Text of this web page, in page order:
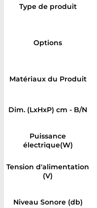
Type de produit
Options
Matériaux du Produit
Dim. (LxHxP) cm - B/N
Puissance
électrique(W)
Tension d'alimentation
(V)
Niveau Sonore (db)